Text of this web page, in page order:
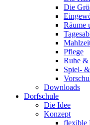
Die
Räume
Pflege
Ruhe
Spiel-
Downloads
Dorfschule
Die Idee
Konzept
flexible